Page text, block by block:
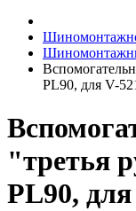
PL90, для V-
"третья
PL90,